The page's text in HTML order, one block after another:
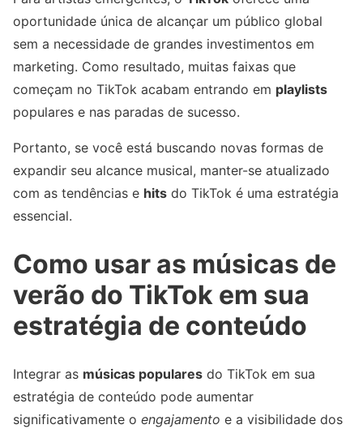
oportunidade única de alcançar um público global
sem a necessidade de grandes investimentos em
marketing. Como resultado, muitas faixas que
começam no TikTok acabam entrando em playlists
populares e nas paradas de sucesso.
Portanto, se você está buscando novas formas de
expandir seu alcance musical, manter-se atualizado
com as tendências e hits do TikTok é uma estratégia
essencial.
Como usar as músicas de
verão do TikTok em sua
estratégia de conteúdo
Integrar as músicas populares do TikTok em sua
estratégia de conteúdo pode aumentar
significativamente o engajamento e a visibilidade dos